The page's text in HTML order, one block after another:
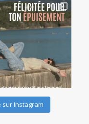
sur Instagram